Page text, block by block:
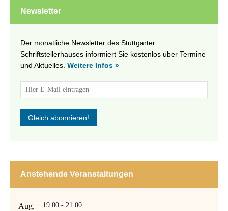
Newsletter
Der monatliche Newsletter des Stuttgarter
Schriftstellerhauses informiert Sie kostenlos über Termine
und Aktuelles. Weitere Infos »
Anstehende Veranstaltungen
Aug. 19:00 - 21:00